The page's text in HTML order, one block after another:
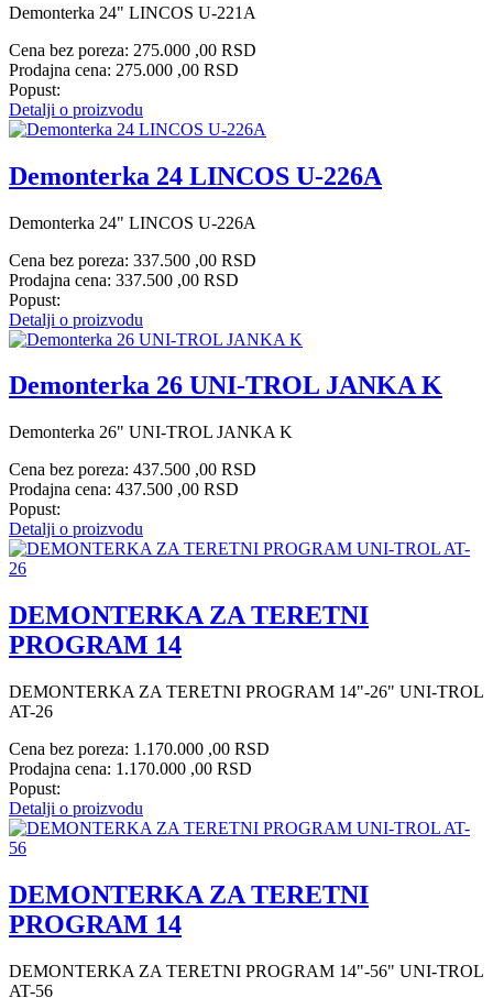
Demonterka 24" LINCOS U-221A
Cena bez poreza: 275.000 ,00 RSD
Prodajna cena: 275.000 ,00 RSD
Popust:
Detalji o proizvodu
Demonterka 24 LINCOS U-226A
Demonterka 24" LINCOS U-226A
Cena bez poreza: 337.500 ,00 RSD
Prodajna cena: 337.500 ,00 RSD
Popust:
Detalji o proizvodu
Demonterka 26 UNI-TROL JANKA K
Demonterka 26" UNI-TROL JANKA K
Cena bez poreza: 437.500 ,00 RSD
Prodajna cena: 437.500 ,00 RSD
Popust:
Detalji o proizvodu
DEMONTERKA ZA TERETNI
PROGRAM 14
DEMONTERKA ZA TERETNI PROGRAM 14"-26" UNI-TROL
AT-26
Cena bez poreza: 1.170.000 ,00 RSD
Prodajna cena: 1.170.000 ,00 RSD
Popust:
Detalji o proizvodu
DEMONTERKA ZA TERETNI
PROGRAM 14
DEMONTERKA ZA TERETNI PROGRAM 14"-56" UNI-TROL
AT-56